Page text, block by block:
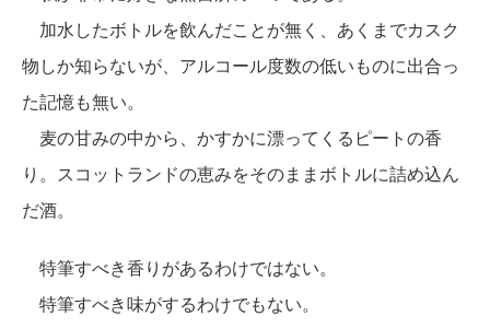
加水したボトルを飲んだことが無く、あくまでカスク
物しか知らないが、アルコール度数の低いものに出合っ
た記憶も無い。
麦の甘みの中から、かすかに漂ってくるピートの香
り。スコットランドの恵みをそのままボトルに詰め込ん
だ酒。
特筆すべき香りがあるわけではない。
特筆すべき味がするわけでもない。